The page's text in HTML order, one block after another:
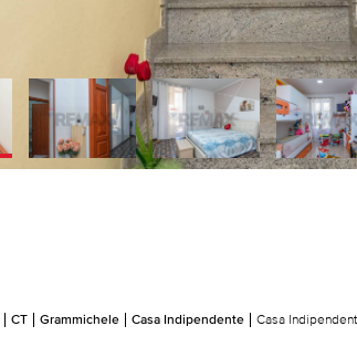
CT Grammichele Casa Indipendente Casa